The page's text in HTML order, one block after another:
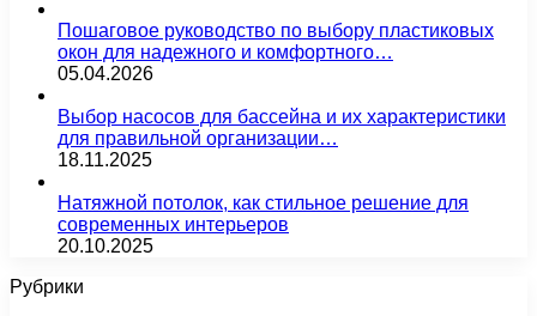
Пошаговое руководство по выбору пластиковых
окон для надежного и комфортного…
05.04.2026
Выбор насосов для бассейна и их характеристики
для правильной организации…
18.11.2025
Натяжной потолок, как стильное решение для
современных интерьеров
20.10.2025
Рубрики